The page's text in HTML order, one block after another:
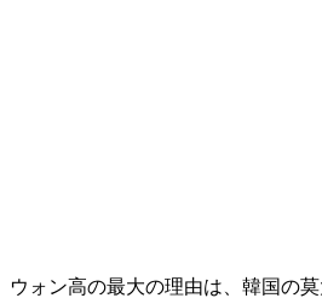
ウォン高の最大の理由は、韓国の